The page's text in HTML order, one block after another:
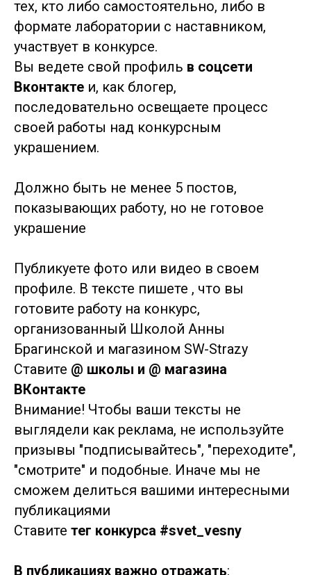
тех, кто либо самостоятельно, либо в
формате лаборатории с наставником,
участвует в конкурсе.
Вы ведете свой профиль в соцсети
Вконтакте и, как блогер,
последовательно освещаете процесс
своей работы над конкурсным
украшением.
Должно быть не менее 5 постов,
показывающих работу, но не готовое
украшение
Публикуете фото или видео в своем
профиле. В тексте пишете , что вы
готовите работу на конкурс,
организованный Школой Анны
Брагинской и магазином SW-Strazy
Ставите @ школы и @ магазина
ВКонтакте
Внимание! Чтобы ваши тексты не
выглядели как реклама, не используйте
призывы "подписывайтесь", "переходите",
"смотрите" и подобные. Иначе мы не
сможем делиться вашими интересными
публикациями
Ставите тег конкурса #svet_vesny
В публикациях важно отражать: